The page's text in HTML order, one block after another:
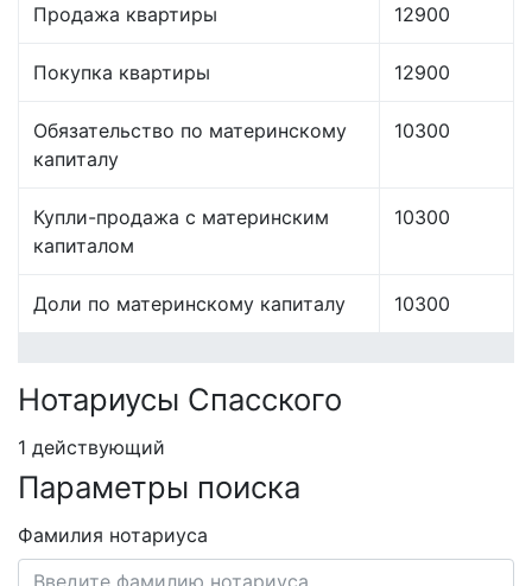
Продажа квартиры 12900
Покупка квартиры 12900
Обязательство по материнскому
капиталу
10300
Купли-продажа с материнским
капиталом
10300
Доли по материнскому капиталу 10300
Нотариусы Спасского
1 действующий
Параметры поиска
Фамилия нотариуса